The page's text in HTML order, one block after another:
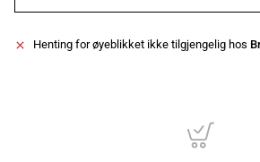
Henting for øyeblikket ikke tilgjengelig hos